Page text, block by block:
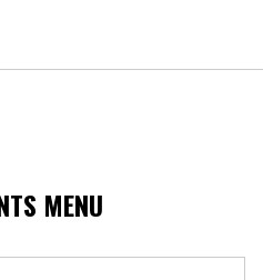
MENU